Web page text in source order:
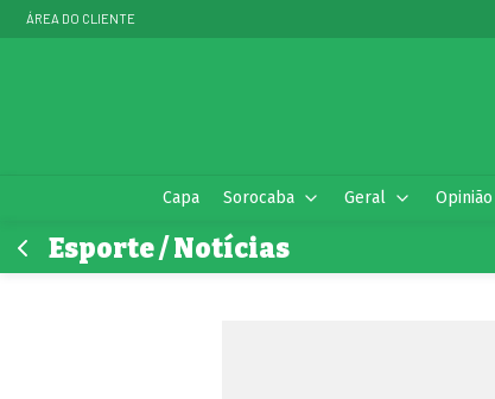
ÁREA DO CLIENTE
Capa Sorocaba Geral Opinião
Esporte / Notícias